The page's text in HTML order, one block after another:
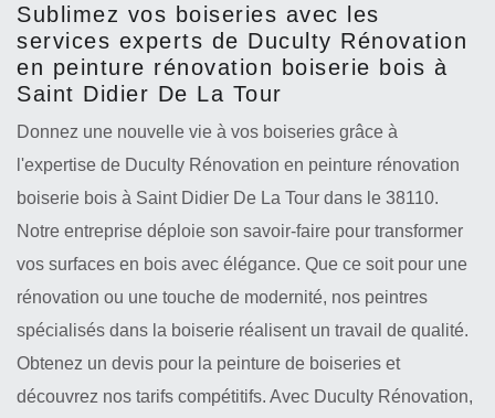
Sublimez vos boiseries avec les
services experts de Duculty Rénovation
en peinture rénovation boiserie bois à
Saint Didier De La Tour
Donnez une nouvelle vie à vos boiseries grâce à
l'expertise de Duculty Rénovation en peinture rénovation
boiserie bois à Saint Didier De La Tour dans le 38110.
Notre entreprise déploie son savoir-faire pour transformer
vos surfaces en bois avec élégance. Que ce soit pour une
rénovation ou une touche de modernité, nos peintres
spécialisés dans la boiserie réalisent un travail de qualité.
Obtenez un devis pour la peinture de boiseries et
découvrez nos tarifs compétitifs. Avec Duculty Rénovation,